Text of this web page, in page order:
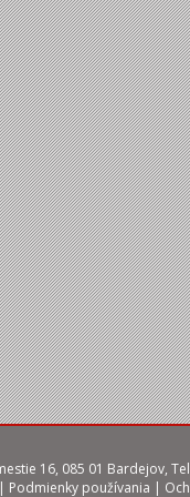
16, 085 01 Bardejov,
| Podmienky používania |